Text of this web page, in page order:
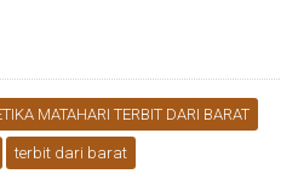
MATAHARI TERBIT DARI BARAT
terbit dari barat